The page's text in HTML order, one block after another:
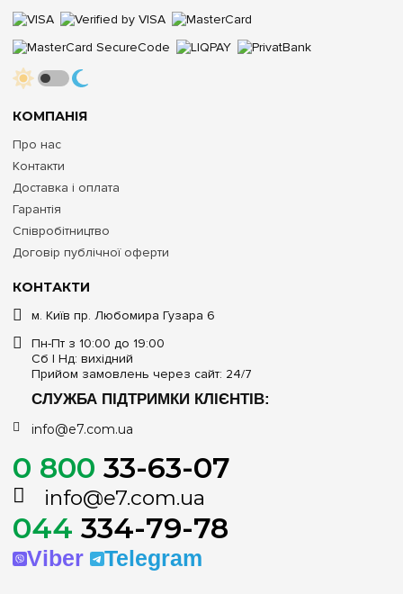
КОНТАКТИ
м. Київ пр. Любомира Гузара 6
Пн-Пт з 10:00 до 19:00
Сб | Нд: вихідний
Прийом замовлень через сайт: 24/7
СЛУЖБА ПІДТРИМКИ КЛІЄНТІВ:
info@e7.com.ua
0 800 33-63-07
info@e7.com.ua
044 334-79-78
Viber Telegram
КОМПАНІЯ
Про нас
Контакти
Доставка і оплата
Гарантія
Співробітництво
Договір публічної оферти